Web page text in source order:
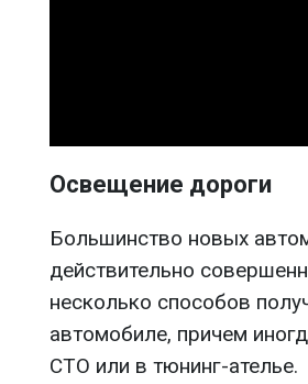
Освещение дороги
Большинство новых
действительно
несколько способов
автомобиле, причем
СТО или в тюнинг-ателье.